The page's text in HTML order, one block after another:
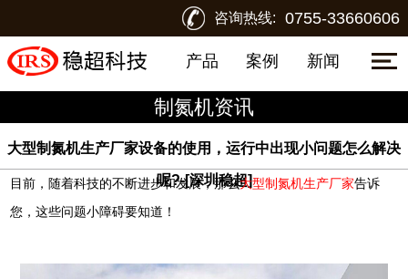
咨询热线: 0755-33660606
产品 案例 新闻
制氮机资讯
大型制氮机生产厂家设备的使用，运行中出现小问题怎么解决
呢?-[深圳稳超]
目前，随着科技的不断进步和发展，那么大型制氮机生产厂家告诉
您，这些问题小障碍要知道！